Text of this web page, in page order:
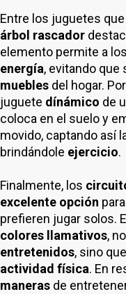
Entre los juguetes
árbol rascador
elemento permite a los
energía, evitando que
muebles del hogar.
juguete dínámico de
coloca en el suelo y
movido, captando así
brindándole ejercicio.
Finalmente, los
excelente opción
prefieren jugar solos.
colores llamativos,
entretenidos, sino
actividad física. En
maneras de